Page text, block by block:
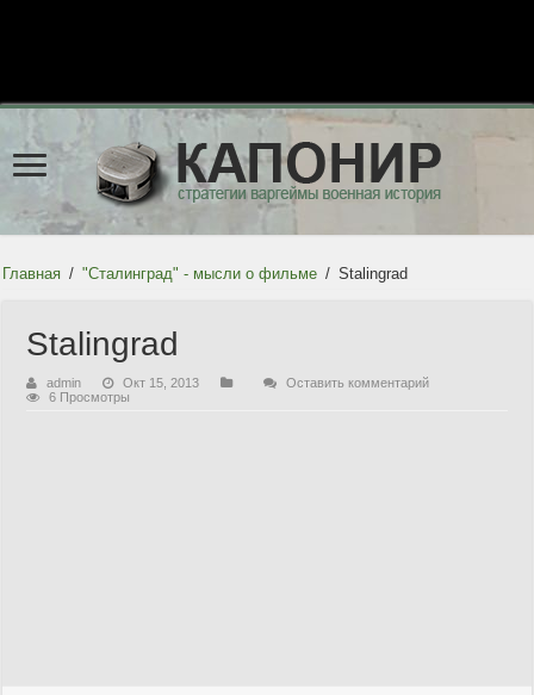
Главная / "Сталинград" - мысли о фильме / Stalingrad
Stalingrad
admin Окт 15, 2013
Оставить комментарий
6 Просмотры